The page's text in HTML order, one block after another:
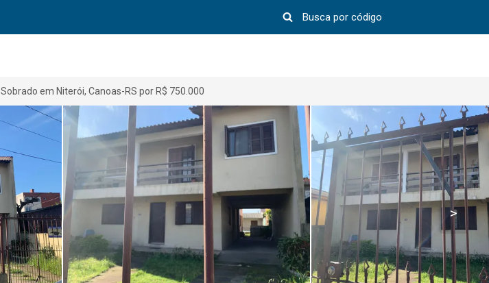
Sobrado em Niterói, Canoas-RS por R$ 750.000
>